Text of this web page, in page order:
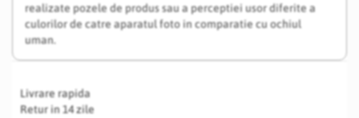
realizate pozele de produs sau a perceptiei usor diferite a
culorilor de catre aparatul foto in comparatie cu ochiul
uman.
Livrare rapida
Retur in 14 zile